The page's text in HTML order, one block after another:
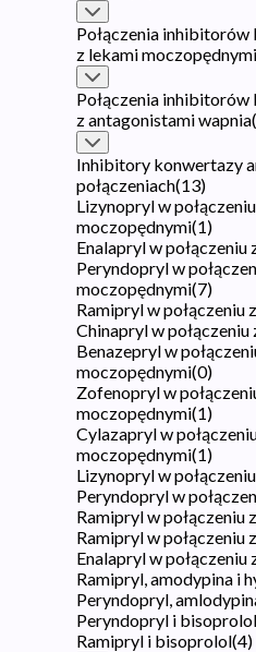
Połączenia
z lekami moczopędnymi
Połączenia
z antagonistami wapnia(
Inhibitory konwertazy
połączeniach(13)
Lizynopryl w
moczopędnymi(1)
Enalapryl w
Peryndopryl w
moczopędnymi(7)
Ramipryl w połączeniu
Chinapryl w
Benazepryl w
moczopędnymi(0)
Zofenopryl w
moczopędnymi(1)
Cylazapryl w
moczopędnymi(1)
Lizynopryl w
Peryndopryl w
Ramipryl w połączeniu
Ramipryl w połączeniu
Enalapryl w
Ramipryl, amodypina i
Peryndopryl,
Peryndopryl i bisoprolol
Ramipryl i bisoprolol(4)